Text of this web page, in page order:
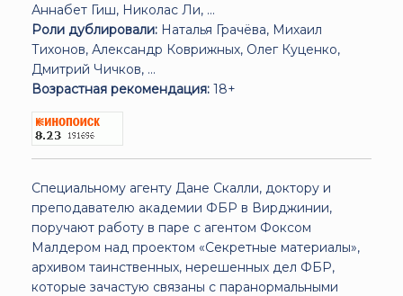
Аннабет Гиш, Николас Ли, ...
Роли дублировали: Наталья Грачёва, Михаил
Тихонов, Александр Коврижных, Олег Куценко,
Дмитрий Чичков, ...
Возрастная рекомендация: 18+
Специальному агенту Дане Скалли, доктору и
преподавателю академии ФБР в Вирджинии,
поручают работу в паре с агентом Фоксом
Малдером над проектом «Секретные материалы»,
архивом таинственных, нерешенных дел ФБР,
которые зачастую связаны с паранормальными